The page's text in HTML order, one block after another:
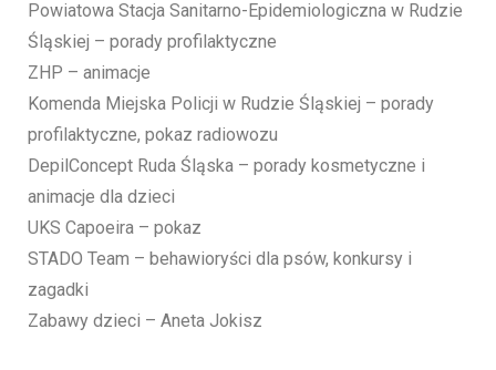
Powiatowa Stacja Sanitarno-Epidemiologiczna w Rudzie
Śląskiej – porady profilaktyczne
ZHP – animacje
Komenda Miejska Policji w Rudzie Śląskiej – porady
profilaktyczne, pokaz radiowozu
DepilConcept Ruda Śląska – porady kosmetyczne i
animacje dla dzieci
UKS Capoeira – pokaz
STADO Team – behawioryści dla psów, konkursy i
zagadki
Zabawy dzieci – Aneta Jokisz